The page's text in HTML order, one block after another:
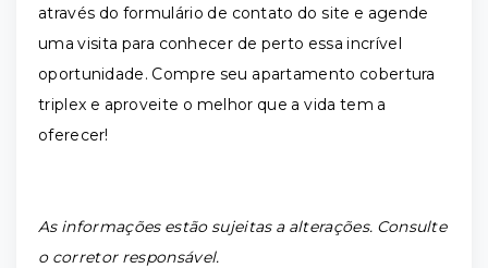
através do formulário de contato do site e agende
uma visita para conhecer de perto essa incrível
oportunidade. Compre seu apartamento cobertura
triplex e aproveite o melhor que a vida tem a
oferecer!
As informações estão sujeitas a alterações. Consulte
o corretor responsável.